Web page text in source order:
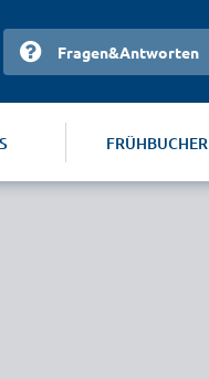
Fragen&Antworten
FRÜHBUCHER